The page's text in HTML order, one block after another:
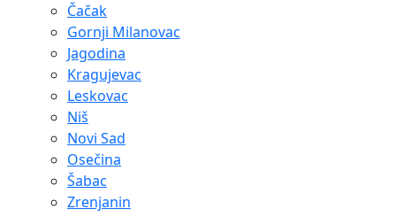
Čačak
Gornji Milanovac
Jagodina
Kragujevac
Leskovac
Niš
Novi Sad
Osečina
Šabac
Zrenjanin